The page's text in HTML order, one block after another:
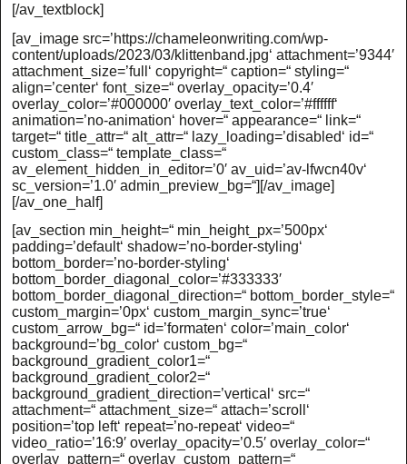
[/av_textblock]
[av_image src=’https://chameleonwriting.com/wp-
content/uploads/2023/03/klittenband.jpg‘ attachment=’9344′
attachment_size=’full‘ copyright=“ caption=“ styling=“
align=’center‘ font_size=“ overlay_opacity=’0.4′
overlay_color=’#000000′ overlay_text_color=’#ffffff‘
animation=’no-animation‘ hover=“ appearance=“ link=“
target=“ title_attr=“ alt_attr=“ lazy_loading=’disabled‘ id=“
custom_class=“ template_class=“
av_element_hidden_in_editor=’0′ av_uid=’av-lfwcn40v‘
sc_version=’1.0′ admin_preview_bg=“][/av_image]
[/av_one_half]
[av_section min_height=“ min_height_px=’500px‘
padding=’default‘ shadow=’no-border-styling‘
bottom_border=’no-border-styling‘
bottom_border_diagonal_color=’#333333′
bottom_border_diagonal_direction=“ bottom_border_style=“
custom_margin=’0px‘ custom_margin_sync=’true‘
custom_arrow_bg=“ id=’formaten‘ color=’main_color‘
background=’bg_color‘ custom_bg=“
background_gradient_color1=“
background_gradient_color2=“
background_gradient_direction=’vertical‘ src=“
attachment=“ attachment_size=“ attach=’scroll‘
position=’top left‘ repeat=’no-repeat‘ video=“
video_ratio=’16:9′ overlay_opacity=’0.5′ overlay_color=“
overlay_pattern=“ overlay_custom_pattern=“